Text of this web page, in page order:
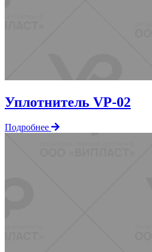
Уплотнитель VP-02
Подробнее